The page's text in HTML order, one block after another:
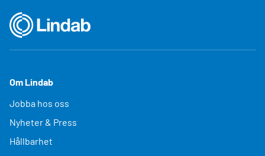
Om Lindab
Jobba hos oss
Nyheter & Press
Hållbarhet